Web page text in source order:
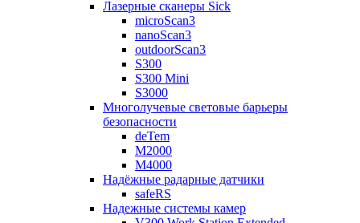
Лазерные сканеры Sick
microScan3
nanoScan3
outdoorScan3
S300
S300 Mini
S3000
Многолучевые световые барьеры
безопасности
deTem
M2000
M4000
Надёжные радарные датчики
safeRS
Надежные системы камер